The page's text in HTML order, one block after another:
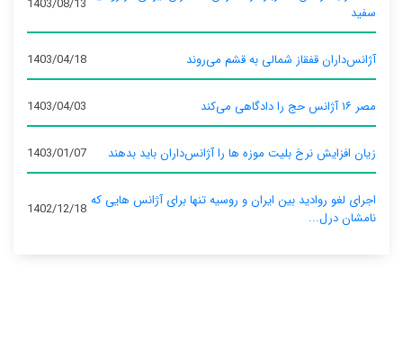
سفید
1403/08/13
آژانس‌داران قفقاز شمالی به قشم می‌روند 1403/04/18
مصر ۱۶ آژانس حج را دادگاهی می‌کند 1403/04/03
زیان افزایش نرخ بلیت موزه ها را آژانس‌داران باید بدهند 1403/01/07
اجرای لغو روادید بین ایران و روسیه تنها برای آژانس‌ هایی که
نامشان درل...
1402/12/18